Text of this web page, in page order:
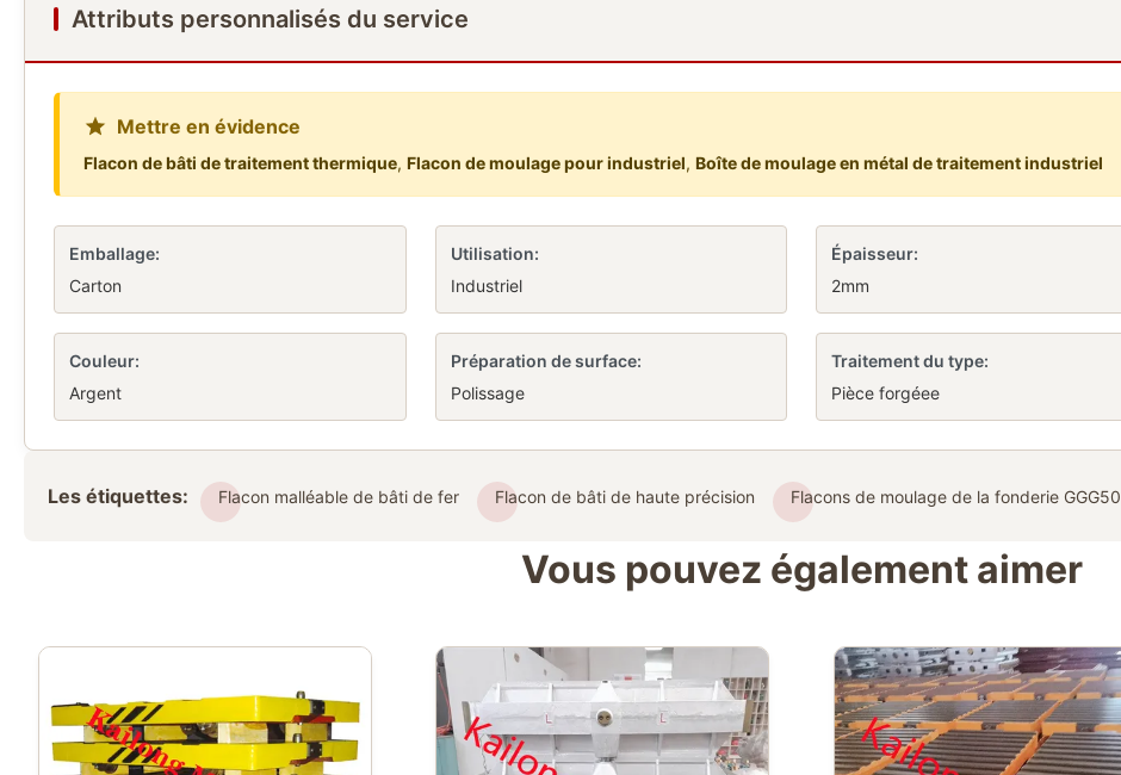
Attributs personnalisés du service
Mettre en évidence
Flacon de bâti de traitement thermique, Flacon de moulage pour industriel, Boîte de moulage en métal de traitement industriel
Emballage:
Carton
Utilisation:
Industriel
Épaisseur:
2mm
Couleur:
Argent
Préparation de surface:
Polissage
Traitement du type:
Pièce forgéee
Les étiquettes: Flacon malléable de bâti de fer Flacon de bâti de haute précision Flacons de moulage de la fonderie GGG50
Vous pouvez également aimer